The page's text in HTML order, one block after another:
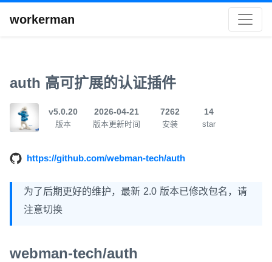
workerman
auth 高可扩展的认证插件
v5.0.20
版本
2026-04-21
版本更新时间
7262
安装
14
star
https://github.com/webman-tech/auth
为了后期更好的维护，最新 2.0 版本已修改包名，请
注意切换
webman-tech/auth